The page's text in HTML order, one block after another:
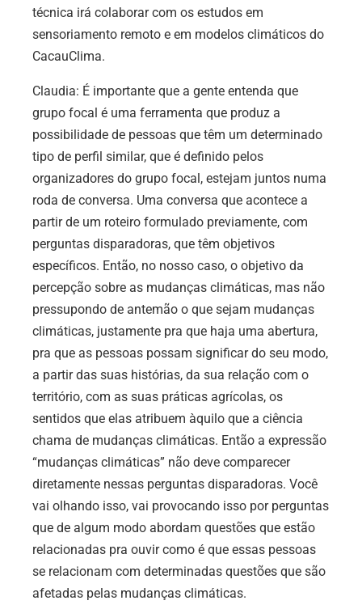
técnica irá colaborar com os estudos em
sensoriamento remoto e em modelos climáticos do
CacauClima.
Claudia: É importante que a gente entenda que
grupo focal é uma ferramenta que produz a
possibilidade de pessoas que têm um determinado
tipo de perfil similar, que é definido pelos
organizadores do grupo focal, estejam juntos numa
roda de conversa. Uma conversa que acontece a
partir de um roteiro formulado previamente, com
perguntas disparadoras, que têm objetivos
específicos. Então, no nosso caso, o objetivo da
percepção sobre as mudanças climáticas, mas não
pressupondo de antemão o que sejam mudanças
climáticas, justamente pra que haja uma abertura,
pra que as pessoas possam significar do seu modo,
a partir das suas histórias, da sua relação com o
território, com as suas práticas agrícolas, os
sentidos que elas atribuem àquilo que a ciência
chama de mudanças climáticas. Então a expressão
“mudanças climáticas” não deve comparecer
diretamente nessas perguntas disparadoras. Você
vai olhando isso, vai provocando isso por perguntas
que de algum modo abordam questões que estão
relacionadas pra ouvir como é que essas pessoas
se relacionam com determinadas questões que são
afetadas pelas mudanças climáticas.